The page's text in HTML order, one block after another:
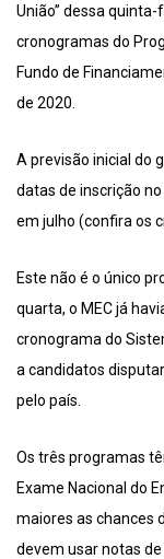
União” dessa
cronogramas do
Fundo de
de 2020.
A previsão inicial do
datas de inscrição
em julho (confira os
Este não é o único
quarta, o MEC já
cronograma do
a candidatos
pelo país.
Os três programas
Exame Nacional do
maiores as chances
devem usar notas